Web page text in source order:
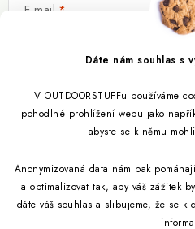
Dáte nám souhlas s
V OUTDOORSTUFFu používáme
pohodlné prohlížení webu jako
abyste se k němu
Anonymizovaná data nám pak
a optimalizovat tak, aby váš zážitek
dáte váš souhlas a slibujeme, že se k
E-mail
Vložením e-mailu souhlasíte s
Informace pro vás
Věrnostní program
Reklamace
Citronela a její účinky
Outdoor poradna